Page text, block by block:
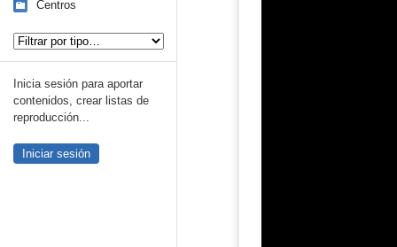
Centros
Inicia sesión para aportar
contenidos, crear listas de
reproducción...
Iniciar sesión